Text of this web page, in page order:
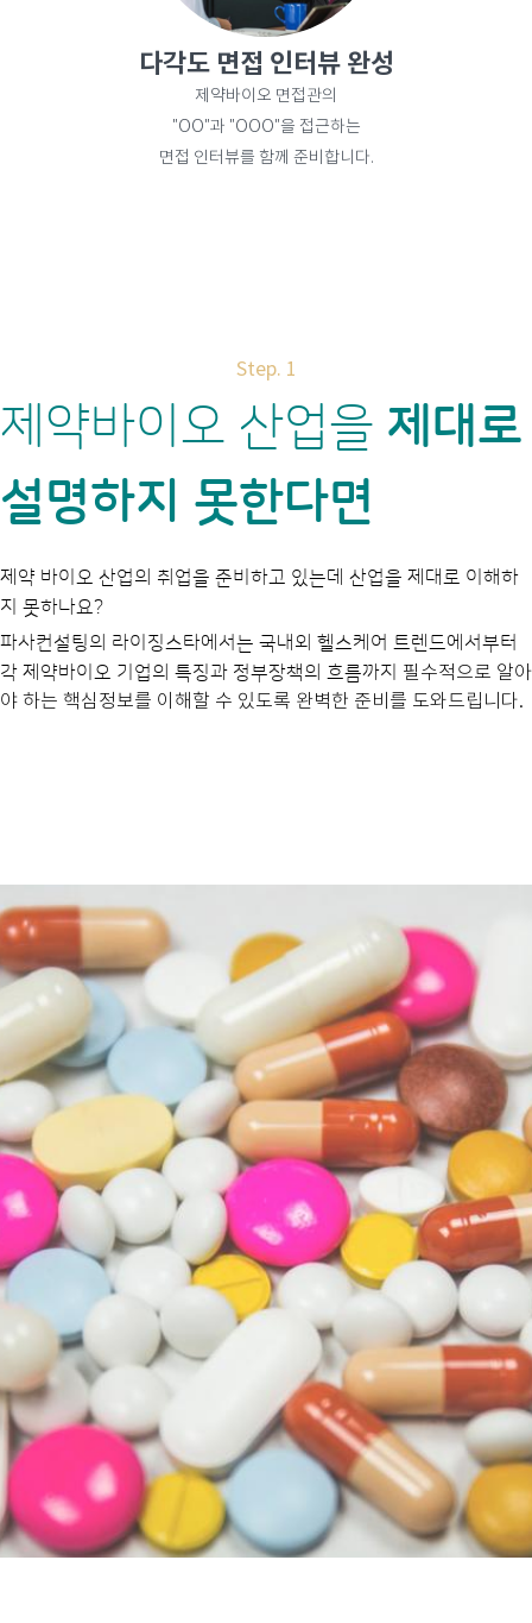
다각도 면접 인터뷰 완성
제약바이오 면접관의
"OO"과 "OOO"을 접근하는
면접 인터뷰를 함께 준비합니다.
Step. 1
제약바이오 산업을 제대로
설명하지 못한다면
제약 바이오 산업의 취업을 준비하고 있는데 산업을 제대로 이해하
지 못하나요?
파사컨설팅의 라이징스타에서는 국내외 헬스케어 트렌드에서부터
각 제약바이오 기업의 특징과 정부장책의 흐름까지 필수적으로 알아
야 하는 핵심정보를 이해할 수 있도록 완벽한 준비를 도와드립니다.